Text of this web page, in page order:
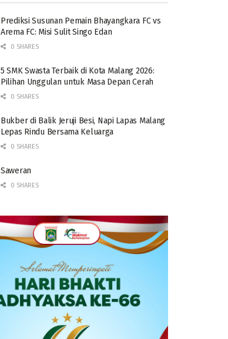
Prediksi Susunan Pemain Bhayangkara FC vs
Arema FC: Misi Sulit Singo Edan
0 SHARES
5 SMK Swasta Terbaik di Kota Malang 2026:
Pilihan Unggulan untuk Masa Depan Cerah
0 SHARES
Bukber di Balik Jeruji Besi, Napi Lapas Malang
Lepas Rindu Bersama Keluarga
0 SHARES
Saweran
0 SHARES